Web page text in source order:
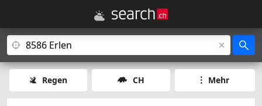
Regen CH Mehr